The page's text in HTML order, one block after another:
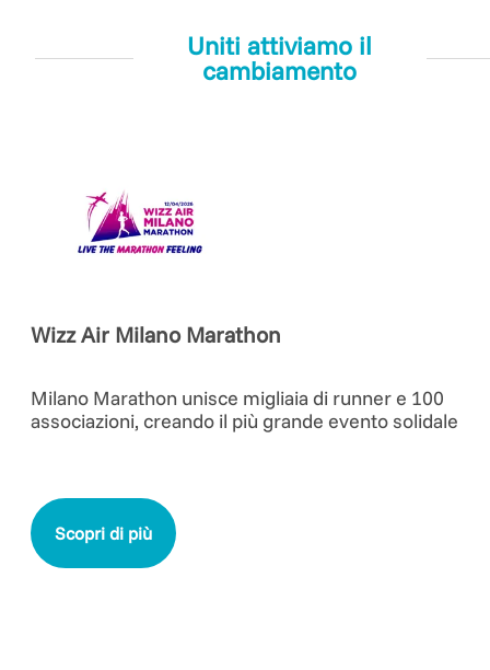
Uniti attiviamo il
cambiamento
Wizz Air Milano Marathon
Milano Marathon unisce migliaia di runner e 100
associazioni, creando il più grande evento solidale
Scopri di più